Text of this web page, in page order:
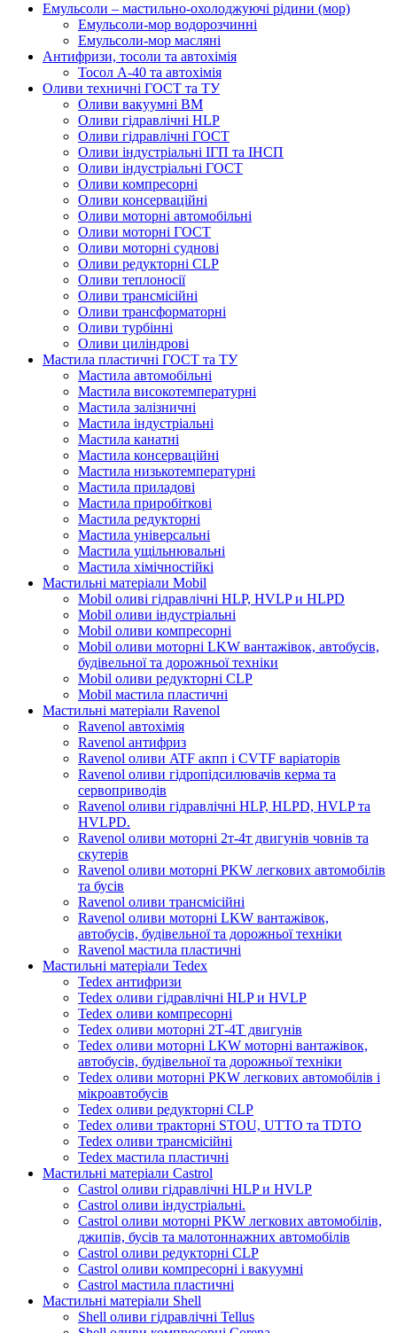
Емульсоли – мастильно-охолоджуючі рідини (мор)
Емульсоли-мор водорозчинні
Емульсоли-мор масляні
Антифризи, тосоли та автохімія
Тосол А-40 та автохімія
Оливи техничні ГОСТ та ТУ
Оливи вакуумні ВМ
Оливи гідравлічні HLP
Оливи гідравлічні ГОСТ
Оливи індустріальні ІГП та ІНСП
Оливи індустріальні ГОСТ
Оливи компресорні
Оливи консерваційні
Оливи моторні автомобільні
Оливи моторні ГОСТ
Оливи моторні суднові
Оливи редукторні CLP
Оливи теплоносії
Оливи трансмісійні
Оливи трансформаторні
Оливи турбінні
Оливи циліндрові
Мастила пластичні ГОСТ та ТУ
Мастила автомобільні
Мастила високотемпературні
Мастила залізничні
Мастила індустріальні
Мастила канатні
Мастила консерваційні
Мастила низькотемпературні
Мастила приладові
Мастила приробіткові
Мастила редукторні
Мастила універсальні
Мастила ущільнювальні
Мастила хімічностійкі
Мастильні матеріали Mobil
Mobil оливі гідравлічні HLP, HVLP и HLPD
Mobil оливи індустріальні
Mobil оливи компресорні
Mobil оливи моторні LKW вантажівок, автобусів,
будівельної та дорожньої техніки
Mobil оливи редукторні CLP
Mobil мастила пластичні
Мастильні матеріали Ravenol
Ravenol автохімія
Ravenol антифриз
Ravenol оливи ATF акпп і CVTF варіаторів
Ravenol оливи гідропідсилювачів керма та
сервоприводів
Ravenol оливи гідравлічні HLP, HLPD, HVLP та
HVLPD.
Ravenol оливи моторні 2т-4т двигунів човнів та
скутерів
Ravenol оливи моторні PKW легкових автомобілів
та бусів
Ravenol оливи трансмісійні
Ravenol оливи моторні LKW вантажівок,
автобусів, будівельної та дорожньої техніки
Ravenol мастила пластичні
Мастильні матеріали Tedex
Tedex антифризи
Tedex оливи гідравлічні HLP и HVLP
Tedex оливи компресорні
Tedex оливи моторні 2Т-4Т двигунів
Tedex оливи моторні LKW моторні вантажівок,
автобусів, будівельної та дорожньої техніки
Tedex оливи моторні PKW легкових автомобілів і
мікроавтобусів
Tedex оливи редукторні CLP
Tedex оливи тракторні STOU, UTTO та TDTO
Tedex оливи трансмісійні
Tedex мастила пластичні
Мастильні матеріали Castrol
Castrol оливи гідравлічні HLP и HVLP
Castrol оливи індустріальні.
Castrol оливи моторні PKW легкових автомобілів,
джипів, бусів та малотоннажних автомобілів
Castrol оливи редукторні CLP
Castrol оливи компресорні і вакуумні
Castrol мастила пластичні
Мастильні матеріали Shell
Shell оливи гідравлічні Tellus